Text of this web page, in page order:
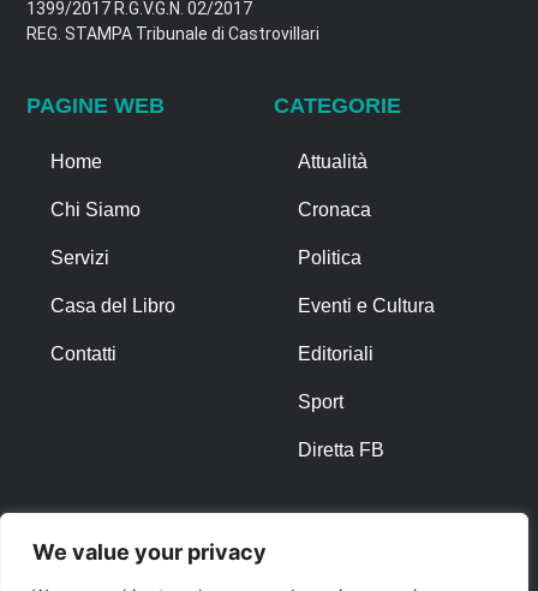
We value your privacy
1399/2017 R.G.V.G.N. 02/2017
REG. STAMPA Tribunale di Castrovillari
PAGINE WEB
Home
Chi Siamo
Servizi
Casa del Libro
Contatti
CATEGORIE
Attualità
Cronaca
Politica
Eventi e Cultura
Editoriali
Sport
Diretta FB